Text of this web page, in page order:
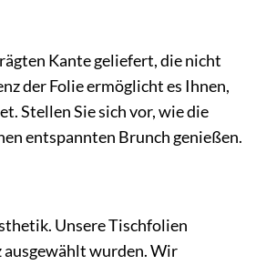
Kante geliefert, die nicht
der Folie ermöglicht es Ihnen,
Stellen Sie sich vor, wie die
entspannten Brunch genießen.
Unsere Tischfolien
wurden. Wir